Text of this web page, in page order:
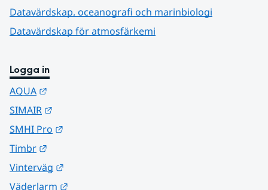
Datavärdskap, oceanografi och marinbiologi
Datavärdskap för atmosfärkemi
Logga in
AQUA
SIMAIR
SMHI Pro
Timbr
Vinterväg
Väderlarm